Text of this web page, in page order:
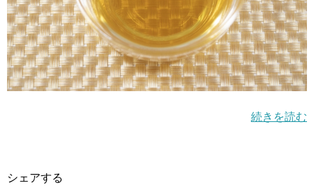
続きを読む
シェアする